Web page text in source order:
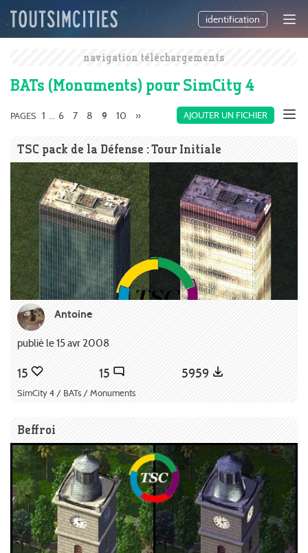
identification
navigation téléchargements
BATs (Monuments) pour SimCity 4
AJOUTER UN FICHIER
PAGES 1 ... 6 7 8 9 10 »
TSC pack de la Défense : Tour Initiale
Antoine
publié le 15 avr 2008
15 15 5959
SimCity 4 / BATs / Monuments
Beffroi